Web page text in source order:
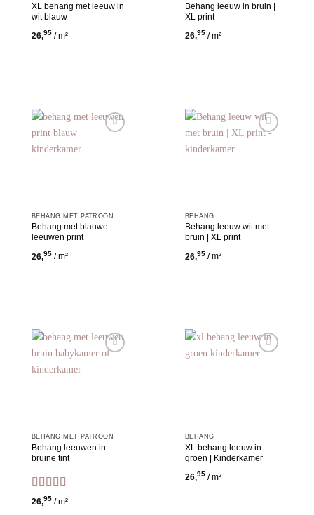
XL behang met leeuw in
wit blauw
26,95 / m²
Behang leeuw in bruin |
XL print
26,95 / m²
BEHANG MET PATROON
Behang met blauwe
leeuwen print
26,95 / m²
Toevoegen
BEHANG
Behang leeuw wit met
bruin | XL print
26,95 / m²
BEHANG MET PATROON
Behang leeuwen in
bruine tint
Gewaardeerd
uit 5
26,95 / m²
BEHANG
XL behang leeuw in
groen | Kinderkamer
26,95 / m²